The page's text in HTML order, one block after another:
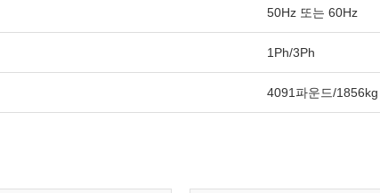
50Hz 또는 60Hz
1Ph/3Ph
4091파운드/1856kg